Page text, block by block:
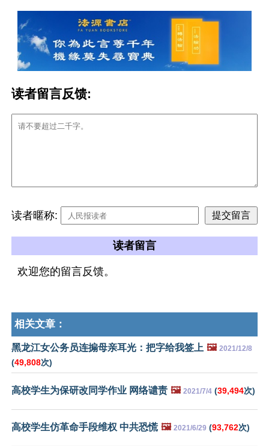
读者留言反馈:
读者暱称:
读者留言
欢迎您的留言反馈。
相关文章：
黑龙江女公务员连搧母亲耳光：把字给我签上 🖼️ 2021/12/8
(49,808次)
高校学生为保研改同学作业 网络谴责 🖼️ 2021/7/4 (39,494次)
高校学生仿革命手段维权 中共恐慌 🖼️ 2021/6/29 (93,762次)